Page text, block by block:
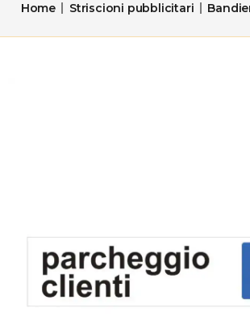
Home Striscioni pubblicitari